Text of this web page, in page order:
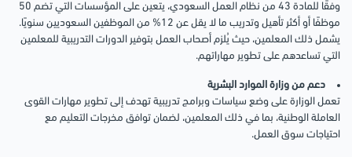
وفقًا للمادة 43 من نظام العمل السعودي، يتعين على المؤسسات التي تضم 50
موظفًا أو أكثر تأهيل وتدريب ما لا يقل عن 12% من الموظفين السعوديين سنويًا.
يشمل ذلك المعلمين، حيث يُلزم أصحاب العمل بتوفير الدورات التدريبية للمعلمين
التي تساعدهم على تطوير مهاراتهم.
دعم من وزارة الموارد البشرية
تعمل الوزارة على وضع سياسات وبرامج تدريبية تهدف إلى تطوير مهارات القوى
العاملة الوطنية، بما في ذلك المعلمين، لضمان توافق مخرجات التعليم مع
احتياجات سوق العمل.